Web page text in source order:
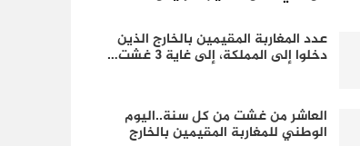
عدد المغاربة المقيمين بالخارج الذين
دخلوا إلى المملكة، إلى غاية 3 غشت…
العاشر من غشت من كل سنة..اليوم
الوطني للمغاربة المقيمين بالخارج